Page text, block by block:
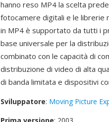
hanno reso MP4 la scelta
fotocamere digitali e le librerie
in MP4 è supportato da tutti i
base universale per la
combinato con le capacità di
distribuzione di video di alta
di banda limitata e dispositivi
Sviluppatore: Moving Picture